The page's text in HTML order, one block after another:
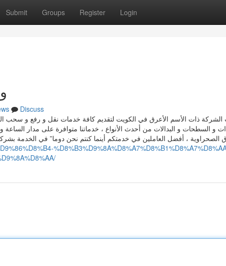
Submit Groups Register Login
Discuss
ذات الأسم الأعرق في الكويت لتقديم كافة خدمات نقل و رفع و سحب
و السطحات و البدالات من أحدث الأنواع ، خدماتنا متوافرة على مدار
الصحراوية ، أفضل العاملين في خدمتكم أينما كنتم نحن دوما” في الخدمة